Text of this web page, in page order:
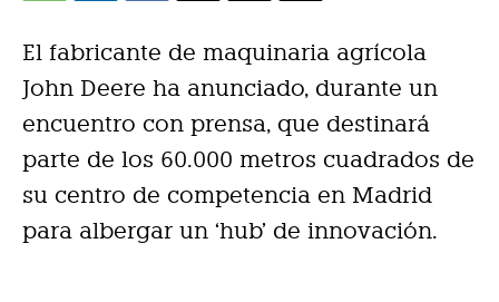
El fabricante de maquinaria agrícola
John Deere ha anunciado, durante un
encuentro con prensa, que destinará
parte de los 60.000 metros cuadrados de
su centro de competencia en Madrid
para albergar un ‘hub’ de innovación.